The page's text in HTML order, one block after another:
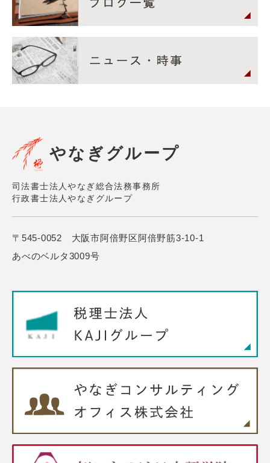
やなぎグループ
司法書士法人やなぎ総合法務事務所
行政書士法人やなぎグループ
〒545-0052 大阪市阿倍野区阿倍野筋3-10-1
あべのベルタ3009号